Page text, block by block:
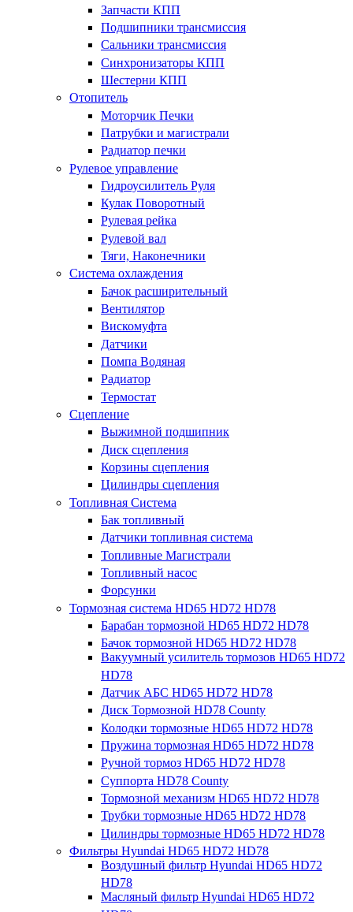
Запчасти КПП
Подшипники трансмиссия
Сальники трансмиссия
Синхронизаторы КПП
Шестерни КПП
Отопитель
Моторчик Печки
Патрубки и магистрали
Радиатор печки
Рулевое управление
Гидроусилитель Руля
Кулак Поворотный
Рулевая рейка
Рулевой вал
Тяги, Наконечники
Система охлаждения
Бачок расширительный
Вентилятор
Вискомуфта
Датчики
Помпа Водяная
Радиатор
Термостат
Сцепление
Выжимной подшипник
Диск сцепления
Корзины сцепления
Цилиндры сцепления
Топливная Система
Бак топливный
Датчики топливная система
Топливные Магистрали
Топливный насос
Форсунки
Тормозная система HD65 HD72 HD78
Барабан тормозной HD65 HD72 HD78
Бачок тормозной HD65 HD72 HD78
Вакуумный усилитель тормозов HD65 HD72
HD78
Датчик АБС HD65 HD72 HD78
Диск Тормозной HD78 County
Колодки тормозные HD65 HD72 HD78
Пружина тормозная HD65 HD72 HD78
Ручной тормоз HD65 HD72 HD78
Суппорта HD78 County
Тормозной механизм HD65 HD72 HD78
Трубки тормозные HD65 HD72 HD78
Цилиндры тормозные HD65 HD72 HD78
Фильтры Hyundai HD65 HD72 HD78
Воздушный фильтр Hyundai HD65 HD72
HD78
Масляный фильтр Hyundai HD65 HD72